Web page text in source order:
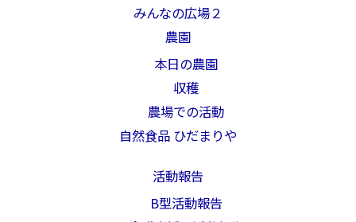
みんなの広場２
農園
本日の農園
収穫
農場での活動
自然食品 ひだまりや
活動報告
B型活動報告